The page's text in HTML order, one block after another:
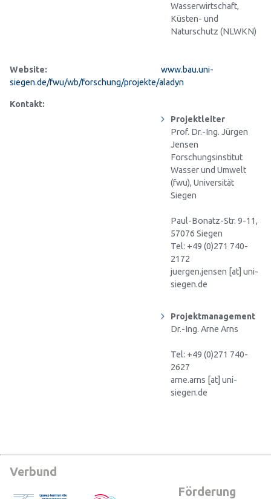
Wasserwirtschaft,
Küsten- und
Naturschutz (NLWKN)
Website:
www.bau.uni-
siegen.de/fwu/wb/forschung/projekte/aladyn
Kontakt:
Projektleiter
Prof. Dr.-Ing. Jürgen
Jensen
Forschungsinstitut
Wasser und Umwelt
(fwu), Universität
Siegen
Paul-Bonatz-Str. 9-11,
57076 Siegen
Tel: +49 (0)271 740-
2172
juergen.jensen [at] uni-
siegen.de
Projektmanagement
Dr.-Ing. Arne Arns
Tel: +49 (0)271 740-
2627
arne.arns [at] uni-
siegen.de
Verbund
Förderung